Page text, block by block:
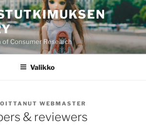
of Consumer Research
Valikko
WEBMASTER
& reviewers